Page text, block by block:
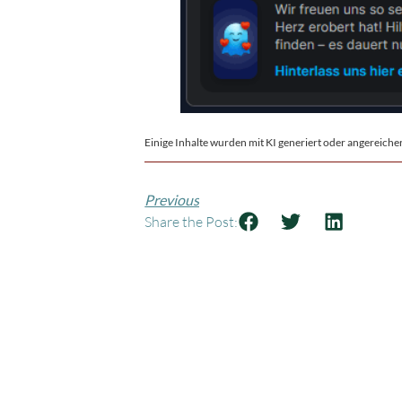
Einige Inhalte wurden mit KI generiert oder
Previous
Share the Post: